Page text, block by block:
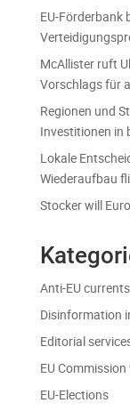
EU-Förderbank
McAllister ruft
Vorschlags für
Regionen und
Investitionen in
Lokale
Wiederaufbau
Stocker will
Anti-EU currents
Disinformation
Editorial
EU
EU-Elections